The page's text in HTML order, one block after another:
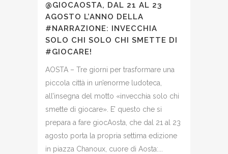
@GIOCAOSTA, DAL 21 AL 23
AGOSTO L’ANNO DELLA
#NARRAZIONE: INVECCHIA
SOLO CHI SOLO CHI SMETTE DI
#GIOCARE!
AOSTA – Tre giorni per trasformare una
piccola città in un’enorme ludoteca,
all’insegna del motto «invecchia solo chi
smette di giocare». E’ questo che si
prepara a fare giocAosta, che dal 21 al 23
agosto porta la propria settima edizione
in piazza Chanoux, cuore di Aosta:...